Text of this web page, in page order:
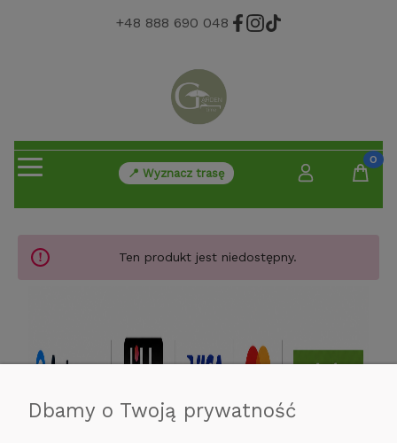
+48 888 690 048
📍 Wyznacz trasę
Ten produkt jest niedostępny.
Dbamy o Twoją prywatność